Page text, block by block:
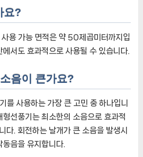
요?
용 가능 면적은 약 50제곱미터까지입
서도 효과적으로 사용될 수 있습니다.
음이 큰가요?
를 사용하는 가장 큰 고민 중 하나입니
형선풍기는 최소한의 소음으로 효과적
다. 회전하는 날개가 큰 소음을 발생시
음을 유지합니다.